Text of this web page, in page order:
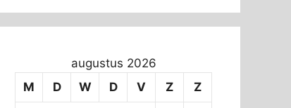
augustus 2026
M
D W D V Z Z